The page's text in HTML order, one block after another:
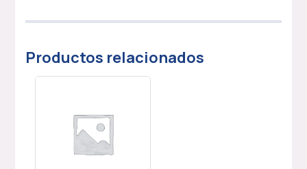
Productos relacionados